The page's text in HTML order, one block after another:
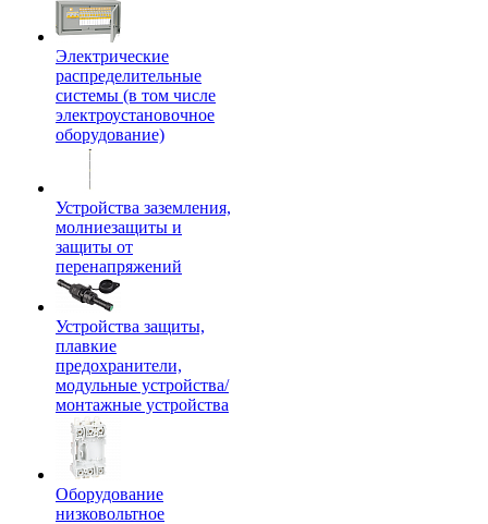
Электрические
распределительные
системы (в том числе
электроустановочное
оборудование)
Устройства заземления,
молниезащиты и
защиты от
перенапряжений
Устройства защиты,
плавкие
предохранители,
модульные устройства/
монтажные устройства
Оборудование
низковольтное